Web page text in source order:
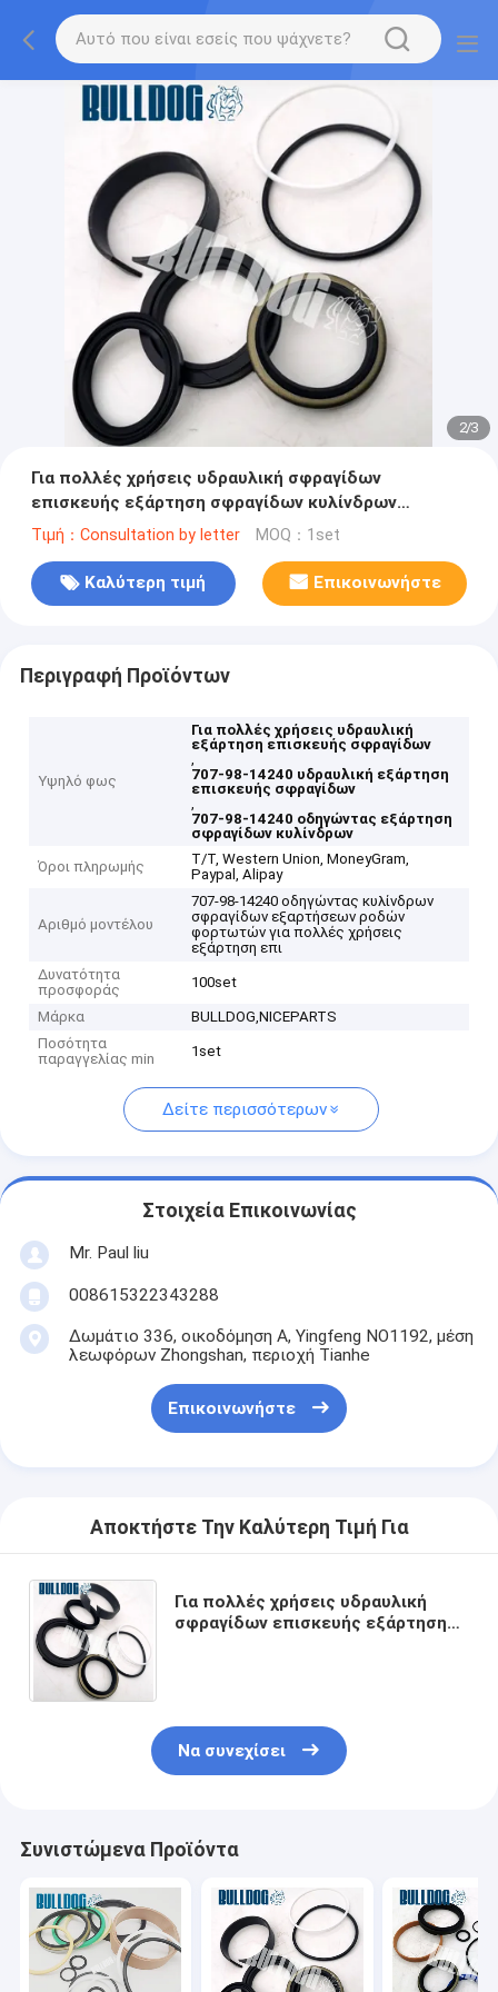
2/3
Για πολλές χρήσεις υδραυλική σφραγίδων
επισκευής εξάρτηση σφραγίδων κυλίνδρων
εξαρτήσεων 707-98-14240 οδηγώντας
Τιμή：Consultation by letter MOQ：1set
Καλύτερη τιμή Επικοινωνήστε
Περιγραφή Προϊόντων
Υψηλό φως
Για πολλές χρήσεις υδραυλική
εξάρτηση επισκευής σφραγίδων
,
707-98-14240 υδραυλική εξάρτηση
επισκευής σφραγίδων
,
707-98-14240 οδηγώντας εξάρτηση
σφραγίδων κυλίνδρων
Όροι πληρωμής
T/T, Western Union, MoneyGram,
Paypal, Alipay
Αριθμό μοντέλου
707-98-14240 οδηγώντας κυλίνδρων
σφραγίδων εξαρτήσεων ροδών
φορτωτών για πολλές χρήσεις
εξάρτηση επι
Δυνατότητα
προσφοράς
100set
Μάρκα
BULLDOG,NICEPARTS
Ποσότητα
παραγγελίας min
1set
Δείτε περισσότερων
Στοιχεία Επικοινωνίας
Mr. Paul liu
008615322343288
Δωμάτιο 336, οικοδόμηση Α, Yingfeng NO1192, μέση
λεωφόρων Zhongshan, περιοχή Tianhe
Επικοινωνήστε
Αποκτήστε Την Καλύτερη Τιμή Για
Για πολλές χρήσεις υδραυλική
σφραγίδων επισκευής εξάρτηση
Να συνεχίσει
Συνιστώμενα Προϊόντα